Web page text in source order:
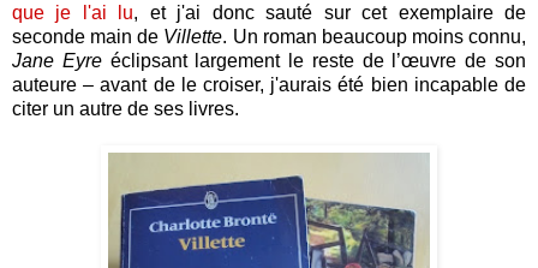
que je l'ai lu, et j'ai donc sauté sur cet exemplaire de
seconde main de Villette. Un roman beaucoup moins connu,
Jane Eyreéclipsant largement le reste de l’œuvre de son
auteure – avant de le croiser, j'aurais été bien incapable de
citer un autre de ses livres.